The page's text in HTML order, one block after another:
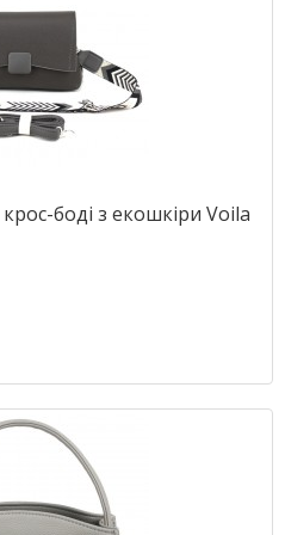
боді з екошкіри Voila